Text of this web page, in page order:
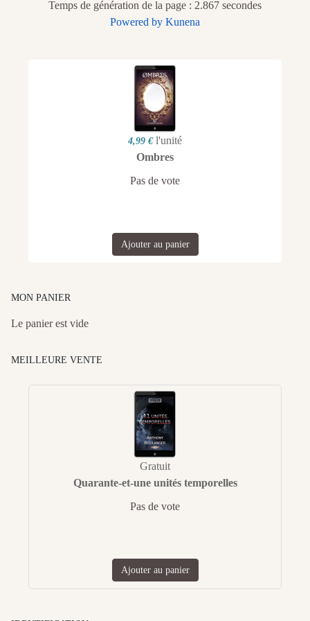
Temps de génération de la page : 2.867 secondes
Powered by Kunena
4,99 € l'unité
Ombres
Pas de vote
Ajouter au panier
MON PANIER
Le panier est vide
MEILLEURE VENTE
Gratuit
Quarante-et-une unités temporelles
Pas de vote
Ajouter au panier